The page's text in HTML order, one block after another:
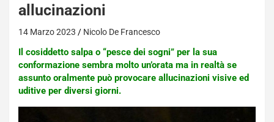
allucinazioni
14 Marzo 2023 Nicolo De Francesco
Il cosiddetto salpa o “pesce dei sogni” per la sua
conformazione sembra molto un’orata ma in realtà se
assunto oralmente può provocare allucinazioni visive ed
uditive per diversi giorni.